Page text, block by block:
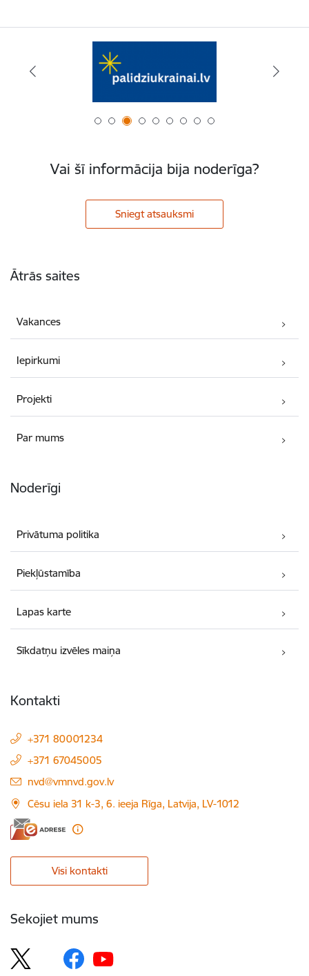
Vai šī informācija bija noderīga?
Sniegt atsauksmi
Ātrās saites
Vakances
Iepirkumi
Projekti
Par mums
Noderīgi
Privātuma politika
Piekļūstamība
Lapas karte
Sīkdatņu izvēles maiņa
Kontakti
+371 80001234
+371 67045005
E-pasts:
nvd@vmnvd.gov.lv
Cēsu iela 31 k-3, 6. ieeja Rīga, Latvija, LV-1012
Visi kontakti
Sekojiet mums